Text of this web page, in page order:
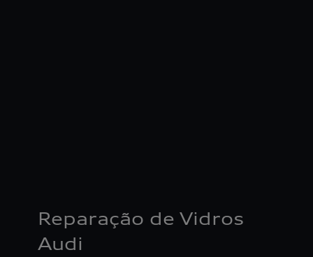
Reparação de Vidros
Audi